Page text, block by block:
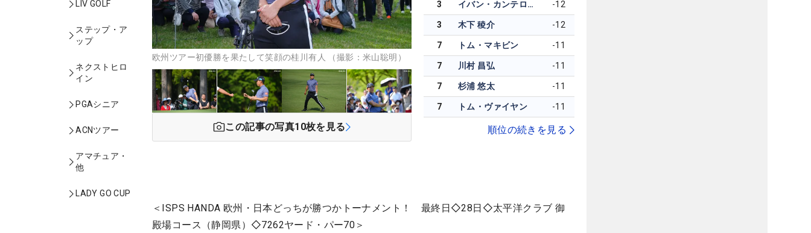
LIV GOLF
ステップ・ア
ップ
ネクストヒロ
イン
PGAシニア
ACNツアー
アマチュア・
他
LADY GO CUP
欧州ツアー初優勝を果たして笑顔の桂川有人 （撮影：米山聡明）
この記事の写真10枚を見る
3 イバン・カンテロ・グティエレス -12
3 木下 稜介 -12
7 トム・マキビン -11
7 川村 昌弘 -11
7 杉浦 悠太 -11
7 トム・ヴァイヤン -11
順位の続きを見る
＜ISPS HANDA 欧州・日本どっちが勝つかトーナメント！ 最終日◇28日◇太平洋クラブ 御
殿場コース（静岡県）◇7262ヤード・パー70＞